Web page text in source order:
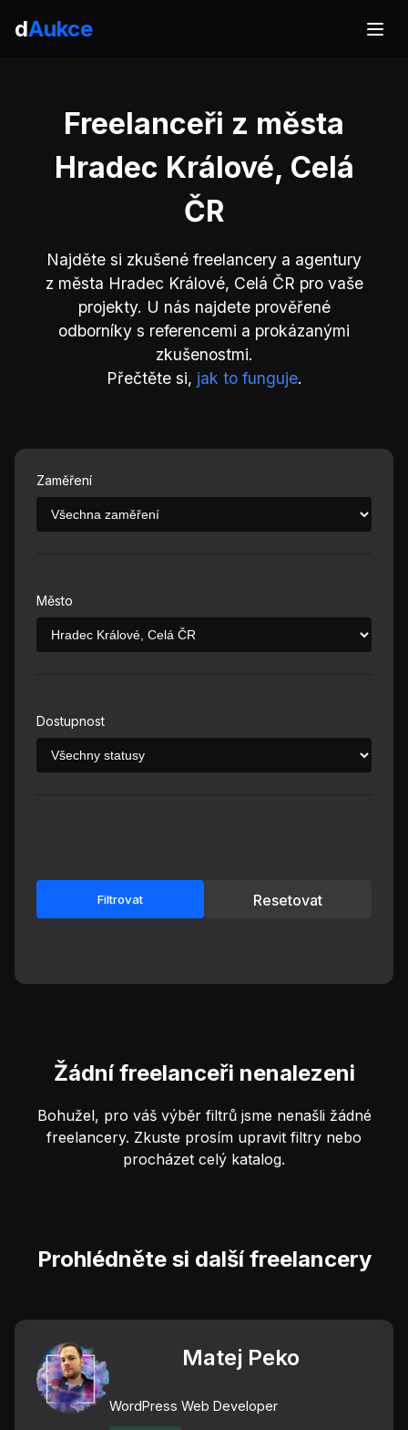
dAukce
Freelanceři z města
Hradec Králové, Celá
ČR
Najděte si zkušené freelancery a agentury
z města Hradec Králové, Celá ČR pro vaše
projekty. U nás najdete prověřené
odborníky s referencemi a prokázanými
zkušenostmi.
Přečtěte si, jak to funguje.
Zaměření
Město
Dostupnost
Filtrovat Resetovat
Žádní freelanceři nenalezeni
Bohužel, pro váš výběr filtrů jsme nenašli žádné
freelancery. Zkuste prosím upravit filtry nebo
procházet celý katalog.
Prohlédněte si další freelancery
Matej Peko
WordPress Web Developer